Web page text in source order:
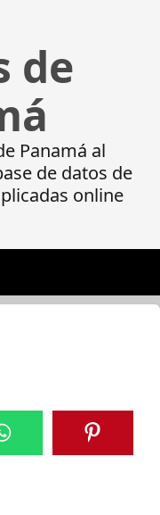
de
Panamá al
de datos de
online